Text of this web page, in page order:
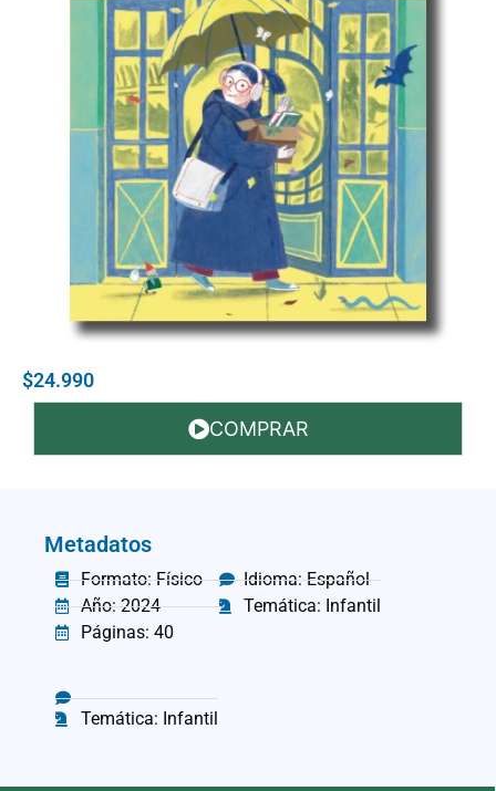
$24.990
COMPRAR
Metadatos
Formato: Físico
Año: 2024
Páginas: 40
Idioma: Español
Temática: Infantil
Temática: Infantil